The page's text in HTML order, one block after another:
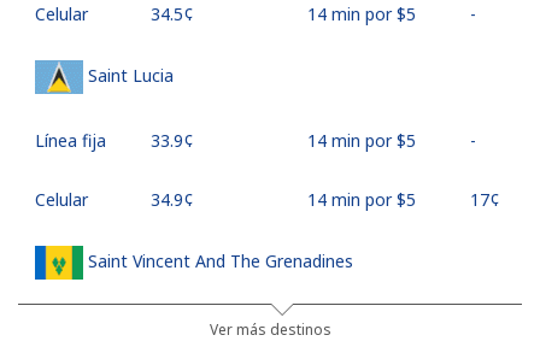
Celular ⁦34.5¢⁩ 14 min por ⁦$5⁩ -
Saint Lucia
Línea fija ⁦33.9¢⁩ 14 min por ⁦$5⁩ -
Celular ⁦34.9¢⁩ 14 min por ⁦$5⁩ ⁦17¢⁩
Saint Vincent And The Grenadines
16 min por ⁦$5⁩
Ver más destinos